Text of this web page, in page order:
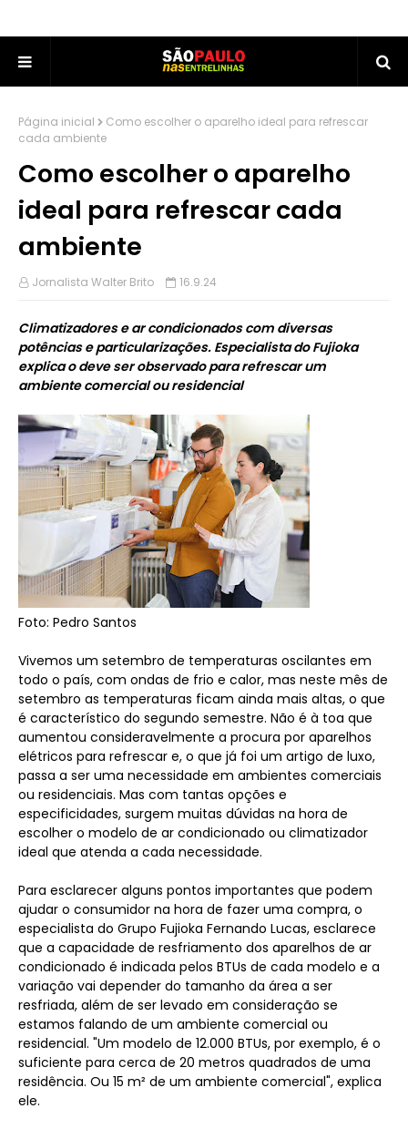
Página inicial
Como escolher o aparelho ideal para refrescar
cada ambiente
Como escolher o aparelho
ideal para refrescar cada
ambiente
Jornalista Walter Brito 16.9.24
Climatizadores e ar condicionados com diversas
potências e particularizações. Especialista do Fujioka
explica o deve ser observado para refrescar um
ambiente comercial ou residencial
Foto: Pedro Santos
Vivemos um setembro de temperaturas oscilantes em
todo o país, com ondas de frio e calor, mas neste mês de
setembro as temperaturas ficam ainda mais altas, o que
é característico do segundo semestre. Não é à toa que
aumentou consideravelmente a procura por aparelhos
elétricos para refrescar e, o que já foi um artigo de luxo,
passa a ser uma necessidade em ambientes comerciais
ou residenciais. Mas com tantas opções e
especificidades, surgem muitas dúvidas na hora de
escolher o modelo de ar condicionado ou climatizador
ideal que atenda a cada necessidade.
Para esclarecer alguns pontos importantes que podem
ajudar o consumidor na hora de fazer uma compra, o
especialista do Grupo Fujioka Fernando Lucas, esclarece
que a capacidade de resfriamento dos aparelhos de ar
condicionado é indicada pelos BTUs de cada modelo e a
variação vai depender do tamanho da área a ser
resfriada, além de ser levado em consideração se
estamos falando de um ambiente comercial ou
residencial. "Um modelo de 12.000 BTUs, por exemplo, é o
suficiente para cerca de 20 metros quadrados de uma
residência. Ou 15 m² de um ambiente comercial", explica
ele.